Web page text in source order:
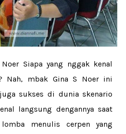
Siapa yang nggak kenal
Nah, mbak Gina S Noer ini
sukses di dunia skenario
langsung dengannya saat
lomba menulis cerpen yang